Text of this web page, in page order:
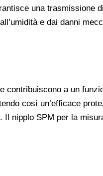
una trasmissione
e dai danni
a un
così un’efficace
nipplo SPM per la